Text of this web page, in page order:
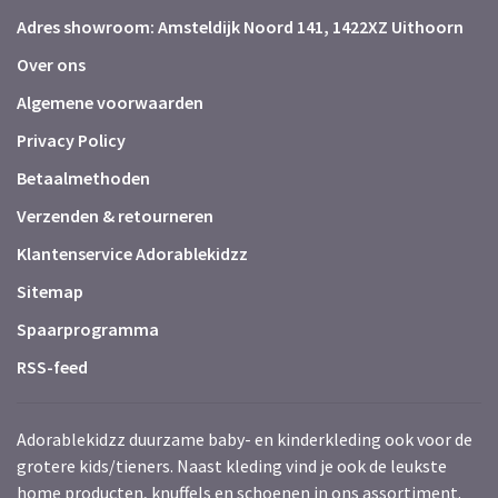
Adres showroom: Amsteldijk Noord 141, 1422XZ Uithoorn
Over ons
Algemene voorwaarden
Privacy Policy
Betaalmethoden
Verzenden & retourneren
Klantenservice Adorablekidzz
Sitemap
Spaarprogramma
RSS-feed
Adorablekidzz duurzame baby- en kinderkleding ook voor de
grotere kids/tieners. Naast kleding vind je ook de leukste
home producten, knuffels en schoenen in ons assortiment.